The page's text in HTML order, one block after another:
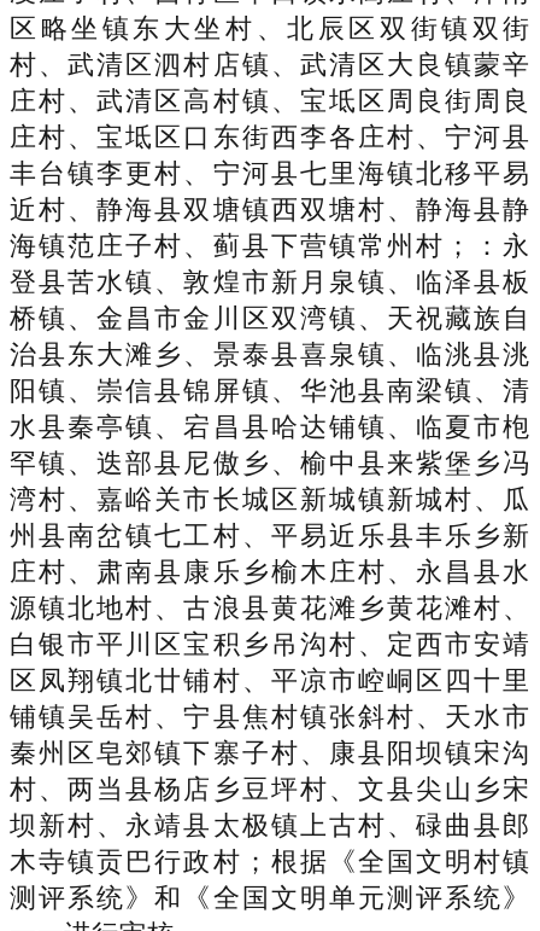
区略坐镇东大坐村、北辰区双街镇双街
村、武清区泗村店镇、武清区大良镇蒙辛
庄村、武清区高村镇、宝坻区周良街周良
庄村、宝坻区口东街西李各庄村、宁河县
丰台镇李更村、宁河县七里海镇北移平易
近村、静海县双塘镇西双塘村、静海县静
海镇范庄子村、蓟县下营镇常州村；：永
登县苦水镇、敦煌市新月泉镇、临泽县板
桥镇、金昌市金川区双湾镇、天祝藏族自
治县东大滩乡、景泰县喜泉镇、临洮县洮
阳镇、崇信县锦屏镇、华池县南梁镇、清
水县秦亭镇、宕昌县哈达铺镇、临夏市枹
罕镇、迭部县尼傲乡、榆中县来紫堡乡冯
湾村、嘉峪关市长城区新城镇新城村、瓜
州县南岔镇七工村、平易近乐县丰乐乡新
庄村、肃南县康乐乡榆木庄村、永昌县水
源镇北地村、古浪县黄花滩乡黄花滩村、
白银市平川区宝积乡吊沟村、定西市安靖
区凤翔镇北廿铺村、平凉市崆峒区四十里
铺镇吴岳村、宁县焦村镇张斜村、天水市
秦州区皂郊镇下寨子村、康县阳坝镇宋沟
村、两当县杨店乡豆坪村、文县尖山乡宋
坝新村、永靖县太极镇上古村、碌曲县郎
木寺镇贡巴行政村；根据《全国文明村镇
测评系统》和《全国文明单元测评系统》